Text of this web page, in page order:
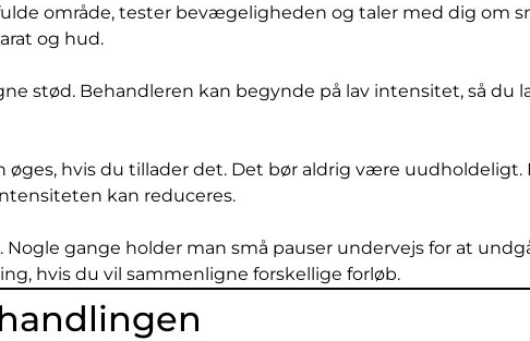
område, tester bevægeligheden og taler med dig om
og hud.
stød. Behandleren kan begynde på lav intensitet, så du
hvis du tillader det. Det bør aldrig være
kan reduceres.
gange holder man små pauser undervejs for at
hvis du vil sammenligne forskellige forløb.